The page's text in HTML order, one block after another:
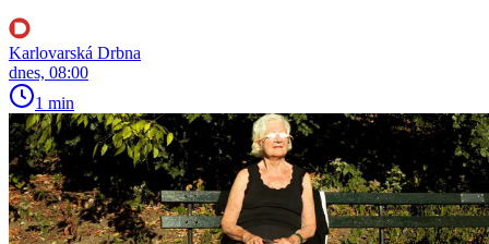
Karlovarská Drbna
dnes, 08:00
1 min